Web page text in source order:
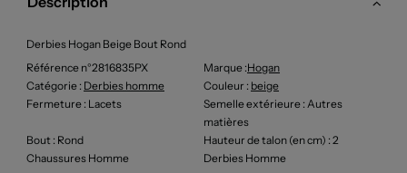
Derbies Hogan Beige Bout Rond
Référence n°2816835PX
Marque :Hogan
Catégorie : Derbies homme Couleur : beige
Fermeture : Lacets Semelle extérieure : Autres
matières
Bout : Rond Hauteur de talon (en cm) : 2
Chaussures Homme
Derbies Homme